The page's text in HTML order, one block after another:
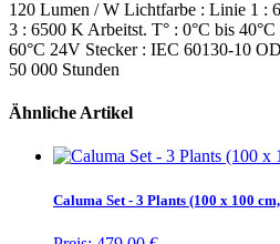
120 Lumen / W Lichtfarbe : Linie 1 :
3 : 6500 K Arbeitst. T° : 0°C bis
60°C 24V Stecker : IEC 60130-10
50 000 Stunden
Ähnliche Artikel
Caluma Set - 3 Plants (100 x 100